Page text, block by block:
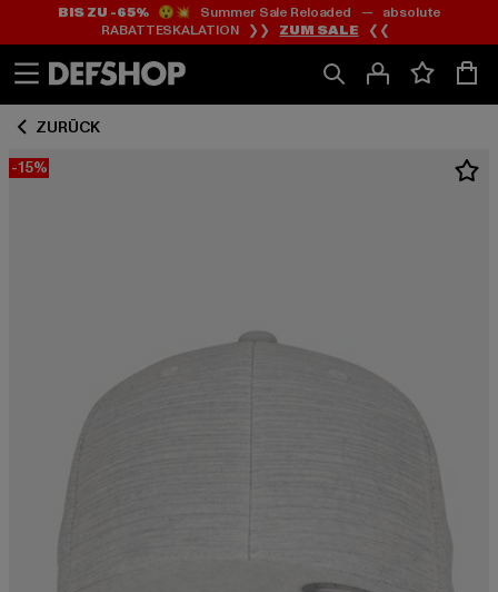
Zum
Inhalt
springen
Zum
Fußzeile
springen
BIS ZU -65%😲💥 Summer Sale Reloaded — absolute
RABATTESKALATION ❯❯ ZUM SALE ❮❮
ZURÜCK
-15%